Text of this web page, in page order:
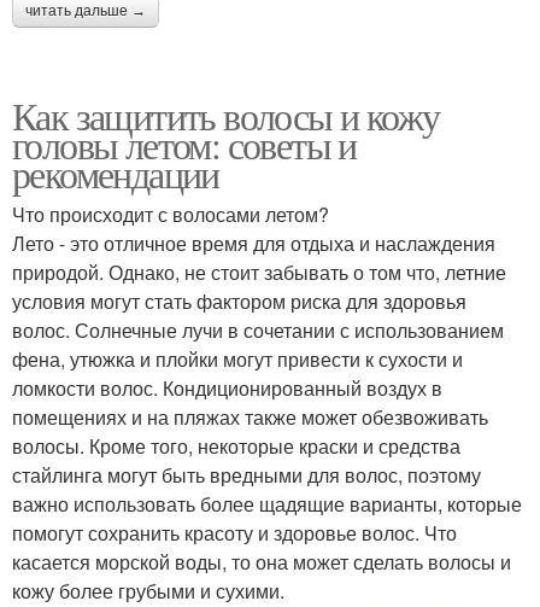
читать дальше →
Как защитить волосы и кожу
головы летом: советы и
рекомендации
Что происходит с волосами летом?
Лето - это отличное время для отдыха и наслаждения
природой. Однако, не стоит забывать о том что, летние
условия могут стать фактором риска для здоровья
волос. Солнечные лучи в сочетании с использованием
фена, утюжка и плойки могут привести к сухости и
ломкости волос. Кондиционированный воздух в
помещениях и на пляжах также может обезвоживать
волосы. Кроме того, некоторые краски и средства
стайлинга могут быть вредными для волос, поэтому
важно использовать более щадящие варианты, которые
помогут сохранить красоту и здоровье волос. Что
касается морской воды, то она может сделать волосы и
кожу более грубыми и сухими.